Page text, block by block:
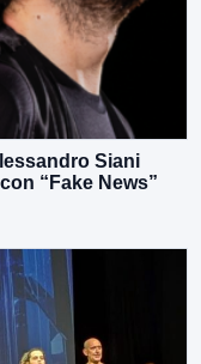
Siani
“Fake News”